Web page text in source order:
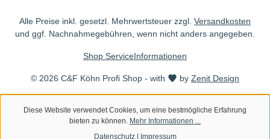
Alle Preise inkl. gesetzl. Mehrwertsteuer zzgl. Versandkosten
und ggf. Nachnahmegebühren, wenn nicht anders angegeben.
© 2026 C&F Köhn Profi Shop - with byZenit Design
Shop ServiceInformationen
Diese Website verwendet Cookies, um eine bestmögliche Erfahrung
bieten zu können. Mehr Informationen ...
Datenschutz| Impressum